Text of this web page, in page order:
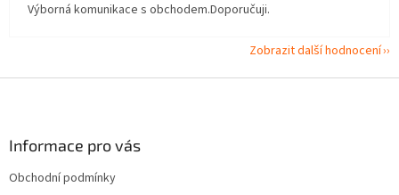
Výborná komunikace s obchodem.Doporučuji.
Zobrazit další hodnocení
Informace pro vás
Obchodní podmínky